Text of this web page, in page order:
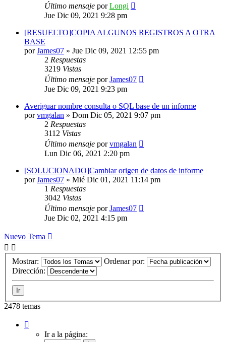
Último mensaje porLongi
Jue Dic 09, 2021 9:28 pm
[RESUELTO]COPIA ALGUNOS REGISTROS A OTRA
BASE
porJames07 » Jue Dic 09, 2021 12:55 pm
2 Respuestas
3219 Vistas
Último mensaje porJames07
Jue Dic 09, 2021 9:23 pm
Averiguar nombre consulta o SQL base de un informe
porvmgalan » Dom Dic 05, 2021 9:07 pm
2 Respuestas
3112 Vistas
Último mensaje porvmgalan
Lun Dic 06, 2021 2:20 pm
[SOLUCIONADO]Cambiar origen de datos de informe
porJames07 » Mié Dic 01, 2021 11:14 pm
1 Respuestas
3042 Vistas
Último mensaje porJames07
Jue Dic 02, 2021 4:15 pm
Nuevo Tema
Mostrar:
Ordenar por:
Dirección:
2478 temas
Ir a la página: